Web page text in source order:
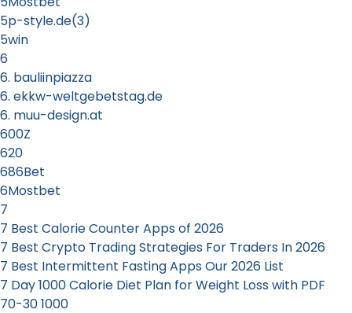
5p-style.de(3)
5win
6
6. bauliinpiazza
6. ekkw-weltgebetstag.de
6. muu-design.at
600Z
620
686Bet
6Mostbet
7
7 Best Calorie Counter Apps of 2026
7 Best Crypto Trading Strategies For Traders In 2026
7 Best Intermittent Fasting Apps Our 2026 List
7 Day 1000 Calorie Diet Plan for Weight Loss with PDF
70-30 1000